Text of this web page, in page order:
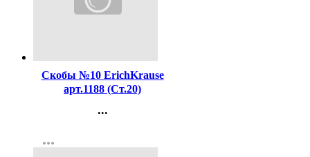
Скобы №10 ErichKrause
арт.1188 (Ст.20)
...
Регистрация
more_horiz